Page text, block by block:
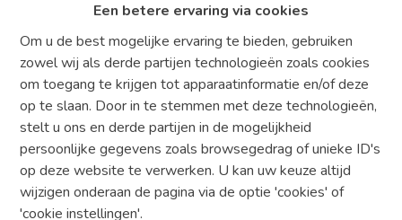
Een betere ervaring via cookies
Om u de best mogelijke ervaring te bieden, gebruiken
zowel wij als derde partijen technologieën zoals cookies
om toegang te krijgen tot apparaatinformatie en/of deze
op te slaan. Door in te stemmen met deze technologieën,
stelt u ons en derde partijen in de mogelijkheid
persoonlijke gegevens zoals browsegedrag of unieke ID's
op deze website te verwerken. U kan uw keuze altijd
wijzigen onderaan de pagina via de optie 'cookies' of
'cookie instellingen'.
Aantal badkamers
1
Aantal toiletten
2
Garage
1